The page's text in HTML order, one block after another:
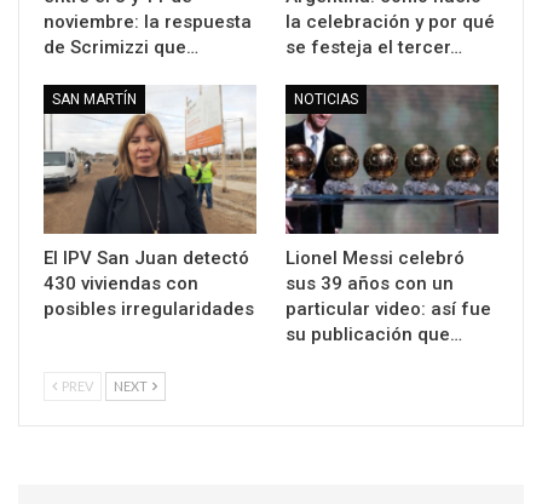
noviembre: la respuesta
de Scrimizzi que…
la celebración y por qué
se festeja el tercer…
SAN MARTÍN
El IPV San Juan detectó
430 viviendas con
posibles irregularidades
NOTICIAS
Lionel Messi celebró
sus 39 años con un
particular video: así fue
su publicación que…
PREV NEXT